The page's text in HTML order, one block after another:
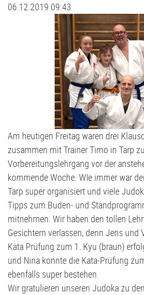
06.12.2019 09:43
Am heutigen Freitag waren drei
zusammen mit Trainer Timo in Tarp
Vorbereitungslehrgang vor der
kommende Woche. WIe immer war
Tarp super organisiert und viele
Tipps zum Buden- und
mitnehmen. Wir haben den tollen
Gesichtern verlassen, denn Jens und
Kata Prüfung zum 1. Kyu (braun)
und Nina konnte die Kata-Prüfung
ebenfalls super bestehen.
Wir gratulieren unseren Judoka zu
Judo
Kursanmeldung | Kids Club
Leichtathletik
Schützen
Schwimmen
Tischtennis
Volleyball
Stammtisch
Förderverein
Fussball Bericht Archiv
D2-Jugend - TSV Klausdorf II U12
D3-Jugend - SG Schwentine
E1-Jugend - TSV Klausdorf U11
E2-Jugend - TSV Klausdorf II U10
E3-Jugend - TSV Klausdorf III U10
F1-Jugend - TSV Klausdorf U9
F2-Jugend - TSV Klausdorf U8
G-Jugend - TSV Klausdorf U7
G2-Jugend - TSV Klausdorf U6